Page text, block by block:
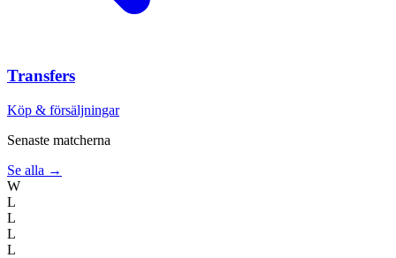
Transfers
Köp & försäljningar
Senaste matcherna
Se alla →
W
L
L
L
L